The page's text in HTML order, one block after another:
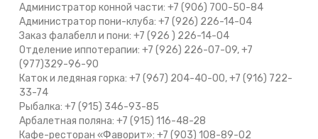
Администратор конной части: +7 (906) 700-50-84
Администратор пони-клуба: +7 (926) 226-14-04
Заказ фалабелл и пони: +7 (926 ) 226-14-04
Отделение иппотерапии: +7 (926) 226-07-09, +7
(977)329-96-90
Каток и ледяная горка: +7 (967) 204-40-00, +7 (916) 722-
33-74
Рыбалка: +7 (915) 346-93-85
Арбалетная поляна: +7 (915) 116-48-28
Кафе-ресторан «Фаворит»: +7 (903) 108-89-02